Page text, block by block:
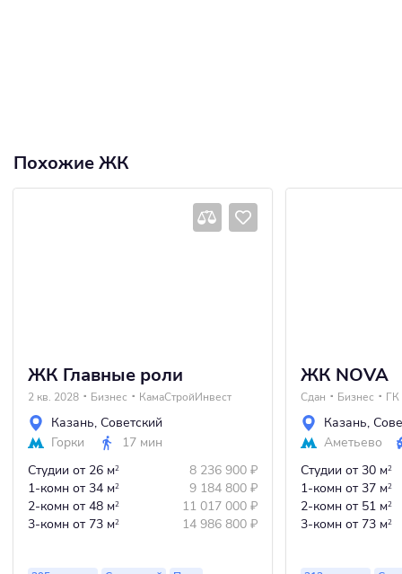
Похожие ЖК
ЖК Главные роли
2 кв. 2028 Бизнес КамаСтройИнвест
Казань, Советский
Горки
17 мин
Студии от 26 м2 8 236 900 ₽
1-комн от 34 м2 9 184 800 ₽
2-комн от 48 м2 11 017 000 ₽
3-комн от 73 м2 14 986 800 ₽
ЖК NOVA
Сдан Бизнес ГК
Казань,
Аметьево
Студии от 30 м2
1-комн от 37 м2
2-комн от 51 м2
3-комн от 73 м2